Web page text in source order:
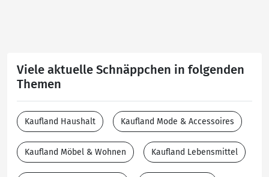
Viele aktuelle Schnäppchen in folgenden
Themen
Kaufland Haushalt Kaufland Mode & Accessoires
Kaufland Möbel & Wohnen Kaufland Lebensmittel